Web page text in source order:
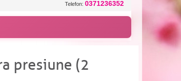
Telefon: 0371236352
presiune (2